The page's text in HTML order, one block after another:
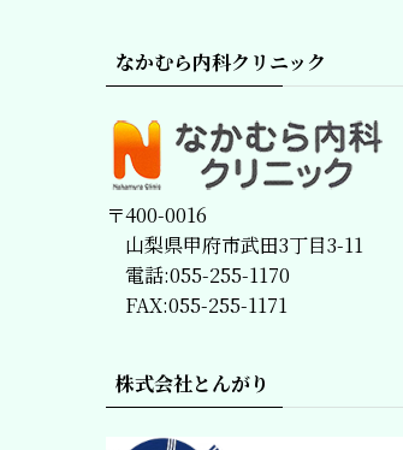
なかむら内科クリニック
〒400-0016
山梨県甲府市武田3丁目3-11
電話:055-255-1170
FAX:055-255-1171
株式会社とんがり